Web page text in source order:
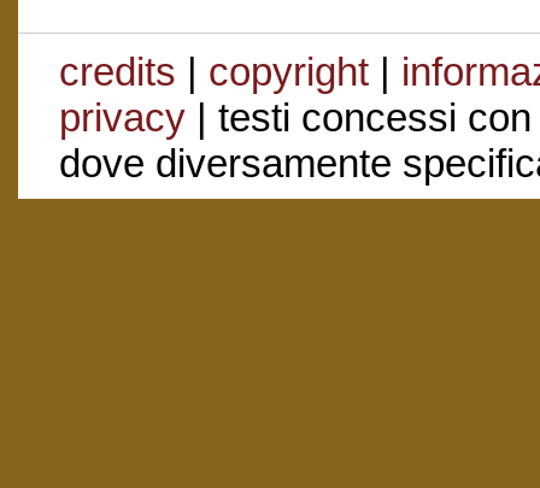
credits | copyright|
privacy| testi concessi
dove diversamente